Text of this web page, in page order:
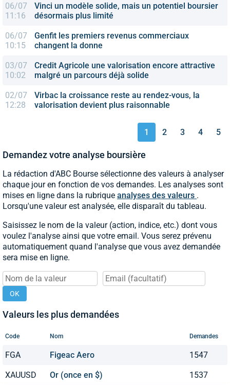
06/07
11:16
Vinci un modèle solide, mais un potentiel boursier
désormais plus limité
06/07
10:15
Genfit les premiers revenus commerciaux
changent la donne
03/07
10:02
Credit Agricole une valorisation encore attractive
malgré un parcours déjà solide
02/07
12:28
Virbac la croissance reste au rendez-vous, la
valorisation devient plus raisonnable
1 2 3 4 5
Demandez votre analyse boursière
La rédaction d'ABC Bourse sélectionne des valeurs à analyser
chaque jour en fonction de vos demandes. Les analyses sont
mises en ligne dans la rubrique analyses des valeurs .
Lorsqu'une valeur est analysée, elle disparaît du tableau.
Saisissez le nom de la valeur (action, indice, etc.) dont vous
voulez l'analyse ainsi que votre email. Vous serez prévenu
automatiquement quand l'analyse que vous avez demandée
sera mise en ligne.
OK
Valeurs les plus demandées
Code Nom Demandes
FGA Figeac Aero 1547
XAUUSD Or (once en $) 1537